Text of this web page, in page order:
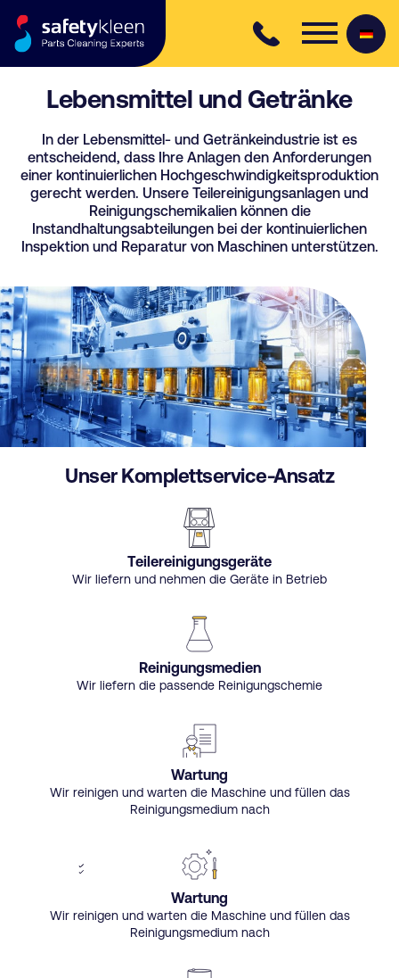
Lebensmittel und Getränke
In der Lebensmittel- und Getränkeindustrie ist es
entscheidend, dass Ihre Anlagen den Anforderungen
einer kontinuierlichen Hochgeschwindigkeitsproduktion
gerecht werden. Unsere Teilereinigungsanlagen und
Reinigungschemikalien können die
Instandhaltungsabteilungen bei der kontinuierlichen
Inspektion und Reparatur von Maschinen unterstützen.
Unser Komplettservice-Ansatz
Teilereinigungsgeräte
Wir liefern und nehmen die Geräte in Betrieb
Reinigungsmedien
Wir liefern die passende Reinigungschemie
Wartung
Wir reinigen und warten die Maschine und füllen das
Reinigungsmedium nach
Wartung
Wir reinigen und warten die Maschine und füllen das
Reinigungsmedium nach